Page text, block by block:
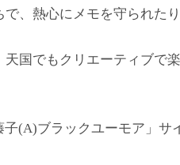
、熱心にメモを守られた
国でもクリエーティブで
(A)ブラックユーモア」サ